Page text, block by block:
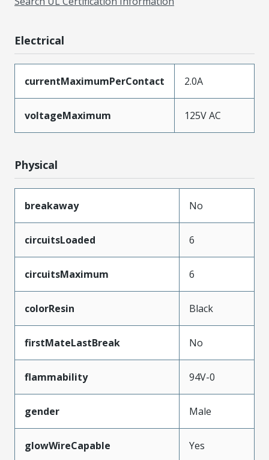
Electrical
currentMaximumPerContact 2.0A
voltageMaximum 125V AC
Physical
breakaway No
circuitsLoaded 6
circuitsMaximum 6
colorResin Black
firstMateLastBreak No
flammability 94V-0
gender Male
glowWireCapable Yes